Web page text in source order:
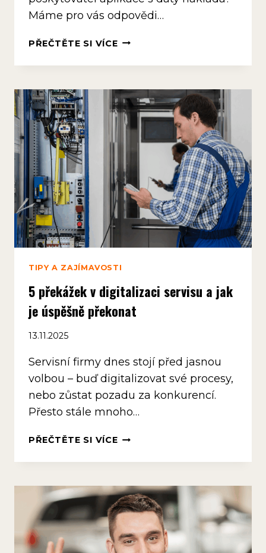
Máme pro vás odpovědi…
PŘEČTĚTE SI VÍCEBEZPEČNOST
V
APLIKACI:
VŠE,
CO
POTŘEBUJETE
TIPY A ZAJÍMAVOSTI
5 překážek v digitalizaci servisu a jak
je úspěšně překonat
13.11.2025
Servisní firmy dnes stojí před jasnou
volbou – buď digitalizovat své procesy,
nebo zůstat pozadu za konkurencí.
Přesto stále mnoho…
PŘEČTĚTE SI VÍCE5
V
SERVISU
A
JAK
JE
ÚSPĚŠNĚ